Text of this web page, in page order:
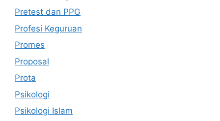
Pretest dan PPG
Profesi Keguruan
Promes
Proposal
Prota
Psikologi
Psikologi Islam